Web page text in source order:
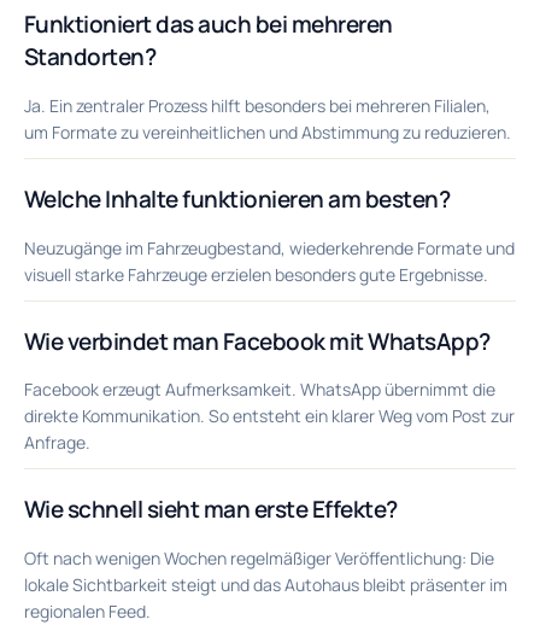
Funktioniert das auch bei mehreren
Standorten?
Ja. Ein zentraler Prozess hilft besonders bei mehreren Filialen,
um Formate zu vereinheitlichen und Abstimmung zu reduzieren.
Welche Inhalte funktionieren am besten?
Neuzugänge im Fahrzeugbestand, wiederkehrende Formate und
visuell starke Fahrzeuge erzielen besonders gute Ergebnisse.
Wie verbindet man Facebook mit WhatsApp?
Facebook erzeugt Aufmerksamkeit. WhatsApp übernimmt die
direkte Kommunikation. So entsteht ein klarer Weg vom Post zur
Anfrage.
Wie schnell sieht man erste Effekte?
Oft nach wenigen Wochen regelmäßiger Veröffentlichung: Die
lokale Sichtbarkeit steigt und das Autohaus bleibt präsenter im
regionalen Feed.